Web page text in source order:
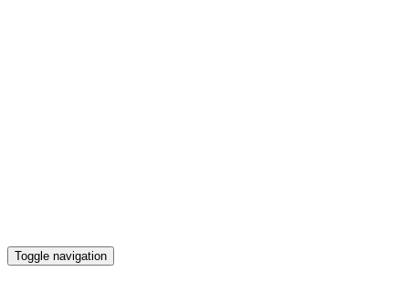
Toggle navigation